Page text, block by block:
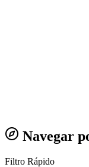
Navegar
Filtro Rápido